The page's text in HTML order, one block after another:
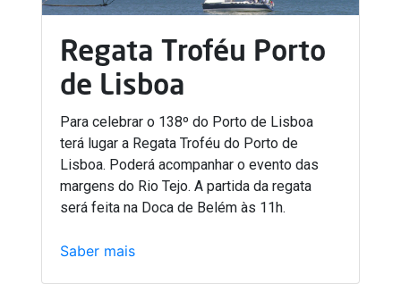
Regata Troféu Porto
de Lisboa
Para celebrar o 138º do Porto de Lisboa
terá lugar a Regata Troféu do Porto de
Lisboa. Poderá acompanhar o evento das
margens do Rio Tejo. A partida da regata
será feita na Doca de Belém às 11h.
Saber mais